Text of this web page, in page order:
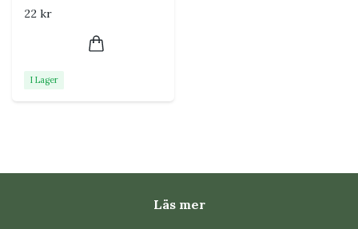
Vanliga frågor
Kan jag köpa Heat Pack separat?
22 kr
I Lager
Läs mer